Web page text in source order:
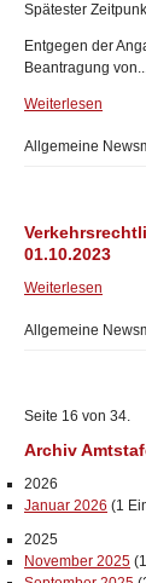
Spätester
Entgegen der
Beantragung
Weiterlesen
Allgemeine
01.10.2023
Weiterlesen
Allgemeine
Seite 16 von 34.
Archiv
2026
Januar 2026 (1
2025
November 2025